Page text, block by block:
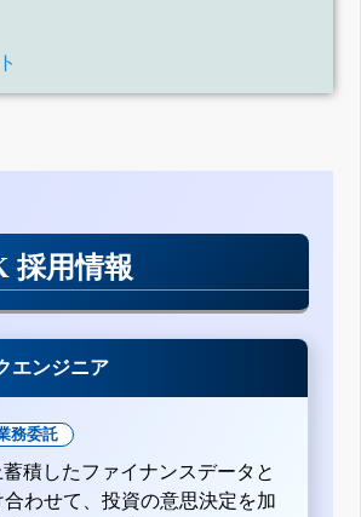
採用情報
エンジニア
務委託
蓄積したファイナンスデータと
わせて、投資の意思決定を加